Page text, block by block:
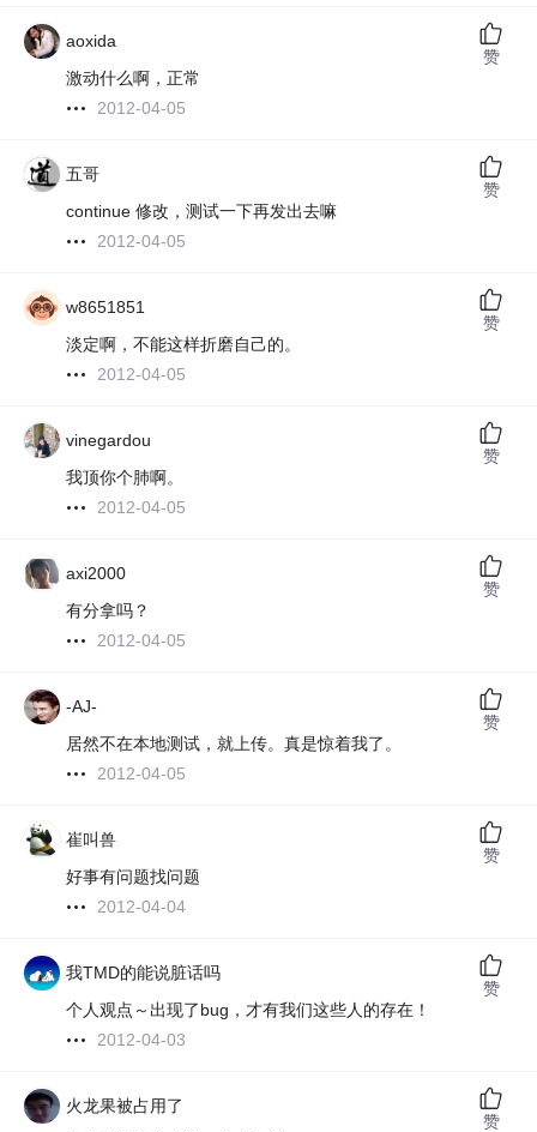
aoxida
激动什么啊，正常
2012-04-05
赞
五哥
continue 修改，测试一下再发出去嘛
2012-04-05
赞
w8651851
淡定啊，不能这样折磨自己的。
2012-04-05
赞
vinegardou
我顶你个肺啊。
2012-04-05
赞
axi2000
有分拿吗？
2012-04-05
赞
-AJ-
居然不在本地测试，就上传。真是惊着我了。
2012-04-05
赞
崔叫兽
好事有问题找问题
2012-04-04
赞
我TMD的能说脏话吗
个人观点～出现了bug，才有我们这些人的存在！
2012-04-03
赞
火龙果被占用了
赞